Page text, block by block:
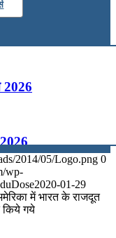
2026
2014/05/Logo.png 0
wp-
2020-01-29
में भारत के राजदूत
किये गये